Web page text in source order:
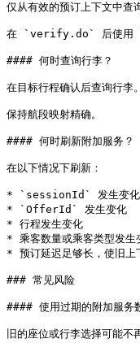
仅从有效的预订上下文中查
在 `verify.do` 后使用
#### 何时查询行李？
在目标行程确认后查询行李。
保持航段映射精确。
#### 何时刷新附加服务？
在以下情况下刷新：
* `sessionId` 发生变化
* `OfferId` 发生变化
* 行程发生变化
* 乘客数量或乘客类型发生
* 预订延迟足够长，使旧上
### 常见风险
#### 使用过期的附加服务
旧的座位或行李选择可能不